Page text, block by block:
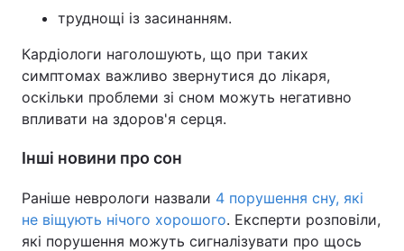
труднощі із засинанням.
Кардіологи наголошують, що при таких
симптомах важливо звернутися до лікаря,
оскільки проблеми зі сном можуть негативно
впливати на здоров'я серця.
Інші новини про сон
Раніше неврологи назвали 4 порушення сну, які
не віщують нічого хорошого. Експерти розповіли,
які порушення можуть сигналізувати про щось